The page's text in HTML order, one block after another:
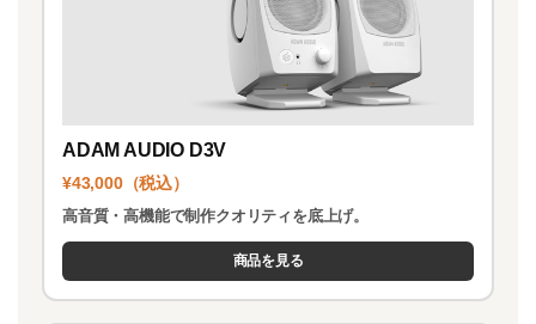
ADAM AUDIO D3V
¥43,000（税込）
高音質・高機能で制作クオリティを底上げ。
商品を見る